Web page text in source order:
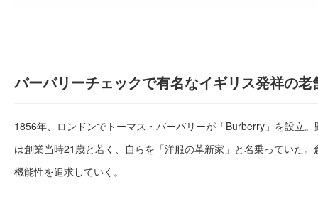
バーバリーチェックで有名なイギリス発祥の老
1856年、ロンドンでトーマス・バーバリーが「Burberry」を設立
は創業当時21歳と若く、自らを「洋服の革新家」と名乗っていた
機能性を追求していく。